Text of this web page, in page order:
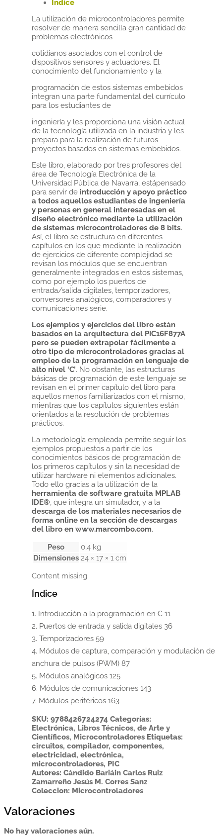
Índice
La utilización de microcontroladores permite
resolver de manera sencilla gran cantidad de
problemas electrónicos
cotidianos asociados con el control de
dispositivos sensores y actuadores. El
conocimiento del funcionamiento y la
programación de estos sistemas embebidos
integran una parte fundamental del currículo
para los estudiantes de
ingeniería y les proporciona una visión actual
de la tecnología utilizada en la industria y les
prepara para la realización de futuros
proyectos basados en sistemas embebidos.
Este libro, elaborado por tres profesores del
área de Tecnología Electrónica de la
Universidad Pública de Navarra, estápensado
para servir de introducción y apoyo práctico
a todos aquellos estudiantes de ingeniería
y personas en general interesadas en el
diseño electrónico mediante la utilización
de sistemas microcontroladores de 8 bits.
Así, el libro se estructura en diferentes
capítulos en los que mediante la realización
de ejercicios de diferente complejidad se
revisan los módulos que se encuentran
generalmente integrados en estos sistemas,
como por ejemplo los puertos de
entrada/salida digitales, temporizadores,
conversores analógicos, comparadores y
comunicaciones serie.
Los ejemplos y ejercicios del libro están
basados en la arquitectura del PIC16F877A
pero se pueden extrapolar fácilmente a
otro tipo de microcontroladores gracias al
empleo de la programación en lenguaje de
alto nivel ‘C’. No obstante, las estructuras
básicas de programación de este lenguaje se
revisan en el primer capítulo del libro para
aquellos menos familiarizados con el mismo,
mientras que los capítulos siguientes están
orientados a la resolución de problemas
prácticos.
La metodología empleada permite seguir los
ejemplos propuestos a partir de los
conocimientos básicos de programación de
los primeros capítulos y sin la necesidad de
utilizar hardware ni elementos adicionales.
Todo ello gracias a la utilización de la
herramienta de software gratuita MPLAB
IDE®, que integra un simulador, y a la
descarga de los materiales necesarios de
forma online en la sección de descargas
del libro en www.marcombo.com.
Peso
0,4 kg
Dimensiones 24 × 17 × 1 cm
Content missing
Índice
1. Introducción a la programación en C 11
2. Puertos de entrada y salida digitales 36
3. Temporizadores 59
4. Módulos de captura, comparación y modulación de
anchura de pulsos (PWM) 87
5. Módulos analógicos 125
6. Módulos de comunicaciones 143
7. Módulos periféricos 163
SKU:9788426724274 Categorías:
Electrónica, Libros Técnicos, de Arte y
Científicos, Microcontroladores Etiquetas:
circuitos,compilador,componentes,
electricidad,electrónica,
microcontroladores, PIC
Autores:Cándido Bariáin Carlos Ruiz
Zamarreño Jesús M. Corres Sanz
Coleccion: Microcontroladores
Valoraciones
No hay valoraciones aún.